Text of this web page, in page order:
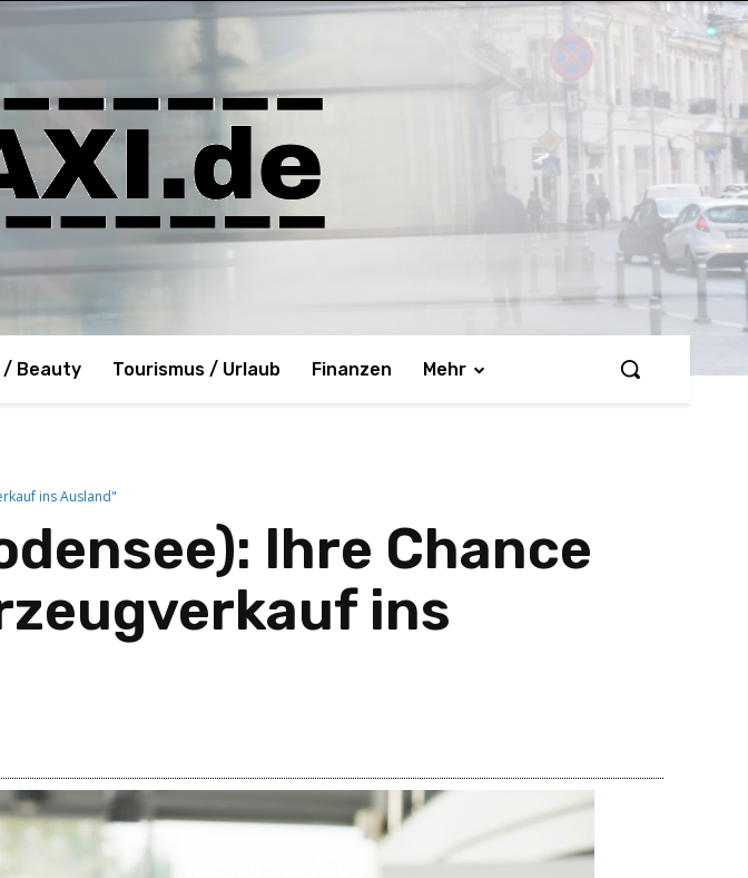
/ Beauty Tourismus / Urlaub Finanzen Mehr
ins Ausland"
Ihre Chance
ins